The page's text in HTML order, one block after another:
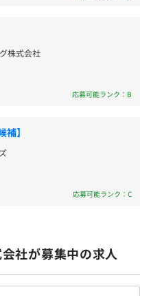
日（入社月で変動）、次
更あり
円 *勤務地などにより変
』という連続した４つ
界で唯一の半導体製
群は各分野で⾼いシェ
プクラスの売上げ ・
年3月期から5年間で
株式会社
応募可能ランク：B
】
応募可能ランク：C
社が募集中の求人